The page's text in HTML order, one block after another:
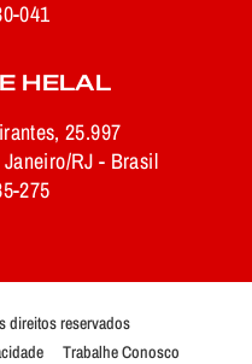
041
HELAL
25.997
RJ - Brasil
275
direitos reservados
Trabalhe Conosco